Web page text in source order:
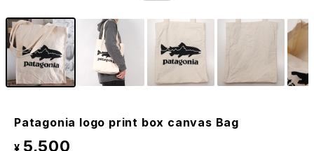
Patagonia logo print box canvas Bag
¥ 5,500